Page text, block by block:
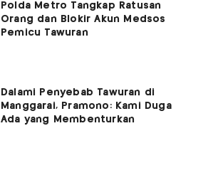
Polda Metro Tangkap Ratusan
Orang dan Blokir Akun Medsos
Pemicu Tawuran
Dalami Penyebab Tawuran di
Manggarai, Pramono: Kami Duga
Ada yang Membenturkan